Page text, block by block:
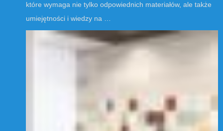
które wymaga nie tylko odpowiednich materiałów, ale także
umiejętności i wiedzy na …